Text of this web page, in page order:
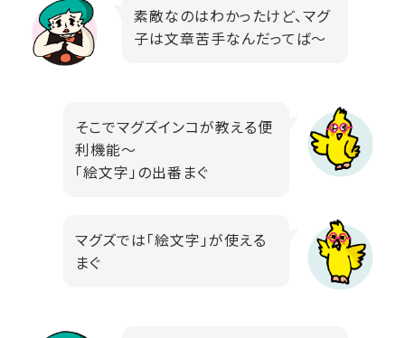
素敵なのはわかったけど、マグ
子は文章苦手なんだってば～
そこでマグズインコが教える便
利機能～
「絵文字」の出番まぐ
マグズでは「絵文字」が使える
まぐ